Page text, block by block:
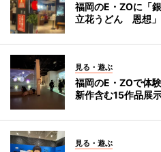
福岡のE・ZOに「
立花うどん 恩想」
見る・遊ぶ
福岡のE・ZOで体
新作含む15作品展
見る・遊ぶ